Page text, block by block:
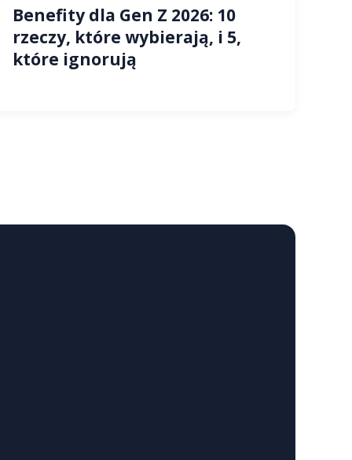
Benefity dla Gen Z 2026: 10
rzeczy, które wybierają, i 5,
które ignorują